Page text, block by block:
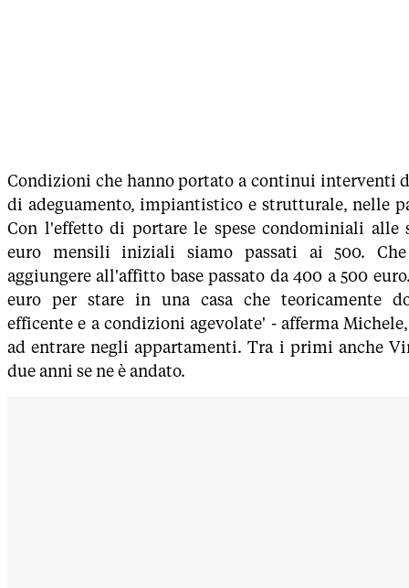
Condizioni che hanno portato a continui interventi
di adeguamento, impiantistico e strutturale, nelle
Con l'effetto di portare le spese condominiali alle
euro mensili iniziali siamo passati ai 500.
aggiungere all'affitto base passato da 400 a 500
euro per stare in una casa che teoricamente
efficente e a condizioni agevolate' - afferma
ad entrare negli appartamenti. Tra i primi anche
due anni se ne è andato.